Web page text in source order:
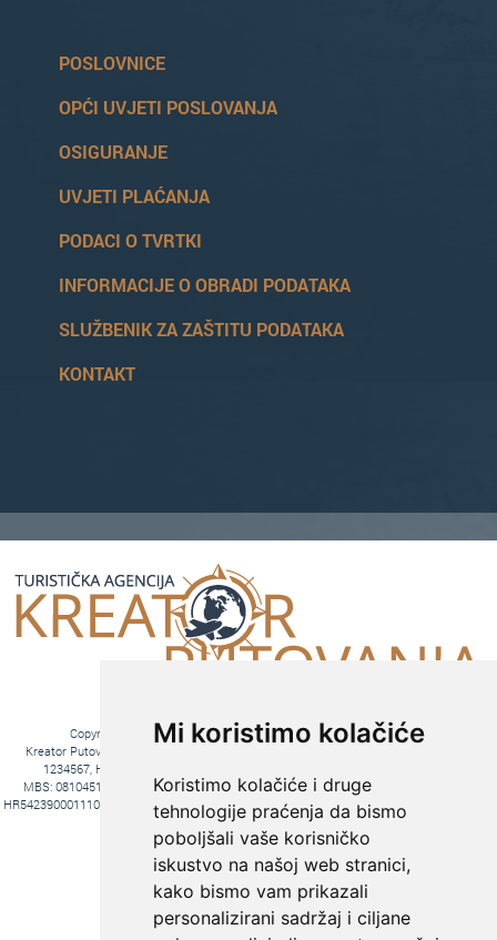
Mi koristimo kolačiće
Koristimo kolačiće i druge
tehnologije praćenja da bismo
poboljšali vaše korisničko
iskustvo na našoj web stranici,
kako bismo vam prikazali
personalizirani sadržaj i ciljane
POSLOVNICE
OPĆI UVJETI POSLOVANJA
OSIGURANJE
UVJETI PLAĆANJA
PODACI O TVRTKI
INFORMACIJE O OBRADI PODATAKA
SLUŽBENIK ZA ZAŠTITU PODATAKA
KONTAKT
Copyright © 2016. Kreator Putovanja d.o.o. – Sva prava zadržana
Kreator Putovanja d.o.o. turistička agencija, Jakova Gotovca 6, 10000 Zagreb, MB:
1234567, HR-AB-01-081045102, OIB:44590047047, Trgovački sud u Zagrebu,
MBS: 081045102, Hrvatska Poštanska Banka d.d. Jurišićeva 4, 10000 Zagreb, IBAN
HR5423900011100969366, temeljni kapital 20.000,00 kn uplaćeno u cijelosti, direktori Ana
Pavlović i Hrvoje Bažon, Voditelj poslova Hrvoje Bažon
Fiksni tečaj konverzije: 1€ = 7,53450 kn